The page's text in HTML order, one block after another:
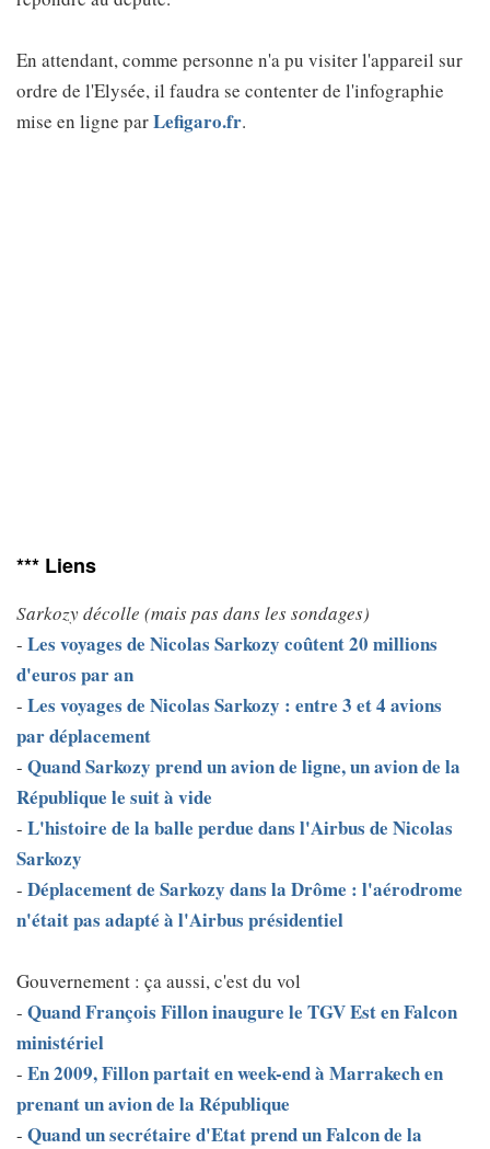
En attendant, comme personne n'a pu visiter l'appareil sur
ordre de l'Elysée, il faudra se contenter de l'infographie
mise en ligne parLefigaro.fr.
*** Liens
Sarkozy décolle (mais pas dans les sondages)
- Les voyages de Nicolas Sarkozy coûtent 20 millions
d'euros par an
- Les voyages de Nicolas Sarkozy : entre 3 et 4 avions
par déplacement
- Quand Sarkozy prend un avion de ligne, un avion de la
République le suit à vide
- L'histoire de la balle perdue dans l'Airbus de Nicolas
Sarkozy
- Déplacement de Sarkozy dans la Drôme : l'aérodrome
n'était pas adapté à l'Airbus présidentiel
Gouvernement : ça aussi, c'est du vol
- Quand François Fillon inaugure le TGV Est en Falcon
ministériel
- En 2009, Fillon partait en week-end à Marrakech en
prenant un avion de la République
- Quand un secrétaire d'Etat prend un Falcon de la